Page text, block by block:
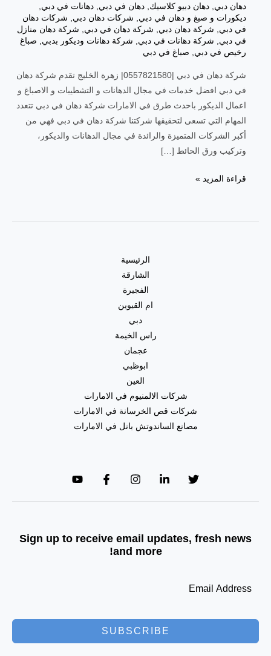
دهان دبي دهان دبيو كلاسيك دهان في دبي دهانات في دبي
ديكورات و صبغ و دهان في دبي
شركات دهان دبي
شركات دهان
في دبي
شركة دهان دبي شركة دهان في دبي
شركة دهان منازل
في دبي
شركة دهانات في دبي شركة دهانات وديكور بدبي
صباغ
رخيص في دبي
صباغ في دبي
شركة دهان في دبي |0557821580| زهرة الخليج تقدم شركة دهان
في دبي افضل خدمات في مجال الدهانات و التشطيبات و الاصباغ و
اعمال الديكور باحدث طرق في الامارات شركة دهان في دبي تتعدد
المهام التي تسعى لتحقيقها شركتنا شركة دهان في دبي فهي من
أكبر الشركات المتميزة والرائدة في مجال الدهانات والديكور،
وتركيب ورق الحائط […]
قراءة المزيد »
الرئيسية
الشارقة
الفجيرة
ام القيوين
دبي
راس الخيمة
عجمان
ابوظبي
العين
شركات الالمنيوم في الامارات
شركات قص الخرسانة في الامارات
مصانع الساندوتش بانل في الامارات
Sign up to receive email updates, fresh news
and more!
SUBSCRIBE